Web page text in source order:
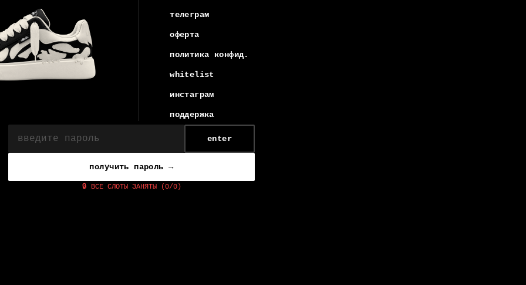
телеграм
оферта
политика конфид.
whitelist
инстаграм
поддержка
enter
получить пароль →
🔒 ВСЕ СЛОТЫ ЗАНЯТЫ (0/0)